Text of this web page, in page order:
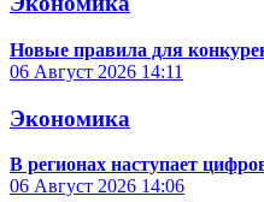
Новые правила для
06 Август 2026 14:11
Экономика
В регионах наступает
06 Август 2026 14:06